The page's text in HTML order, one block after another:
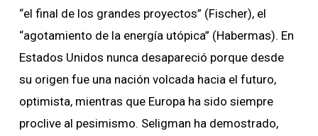
“el final de los grandes proyectos” (Fischer), el
“agotamiento de la energía utópica” (Habermas). En
Estados Unidos nunca desapareció porque desde
su origen fue una nación volcada hacia el futuro,
optimista, mientras que Europa ha sido siempre
proclive al pesimismo. Seligman ha demostrado,